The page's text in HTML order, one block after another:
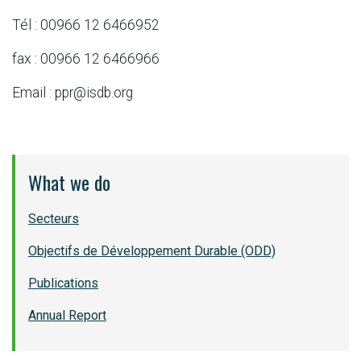
Tél : 00966 12 6466952
fax : 00966 12 6466966
Email : ppr@isdb.org
What we do
Secteurs
Objectifs de Développement Durable (ODD)
Publications
Annual Report